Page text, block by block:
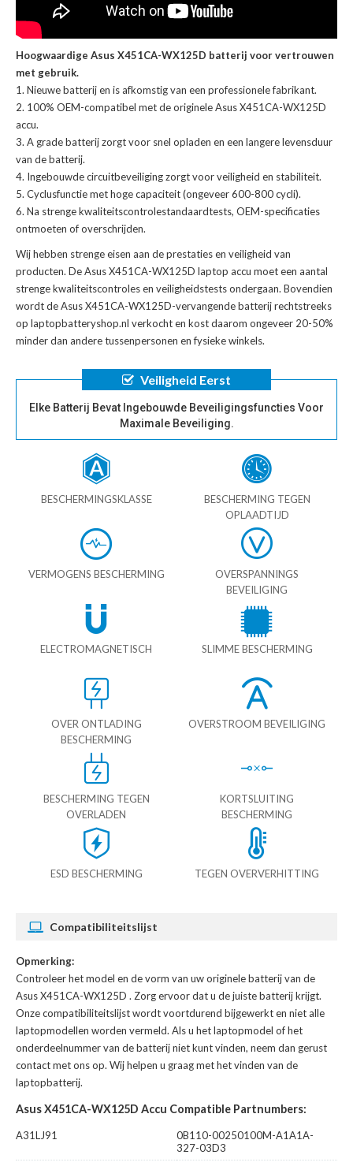
Hoogwaardige Asus X451CA-WX125D batterij voor vertrouwen
met gebruik.
Nieuwe batterij en is afkomstig van een professionele fabrikant.
100% OEM-compatibel met deoriginele Asus X451CA-WX125D
accu.
A grade batterij zorgt voor snel opladen en een langere levensduur
van de batterij.
Ingebouwde circuitbeveiliging zorgt voor veiligheid en stabiliteit.
Cyclusfunctie met hoge capaciteit (ongeveer 600-800 cycli).
Na strenge kwaliteitscontrolestandaardtests, OEM-specificaties
ontmoeten of overschrijden.
Wij hebben strenge eisen aan de prestaties en veiligheid van
producten. DeAsus X451CA-WX125D laptop accu moet een aantal
strenge kwaliteitscontroles en veiligheidstests ondergaan. Bovendien
wordt deAsus X451CA-WX125D-vervangende batterijrechtstreeks
op laptopbatteryshop.nl verkocht en kost daarom ongeveer 20-50%
minder dan andere tussenpersonen en fysieke winkels.
Veiligheid Eerst
Elke Batterij Bevat Ingebouwde Beveiligingsfuncties Voor
Maximale Beveiliging.
BESCHERMINGSKLASSE
BESCHERMING TEGEN
OPLAADTIJD
VERMOGENS BESCHERMING
OVERSPANNINGS
BEVEILIGING
ELECTROMAGNETISCH SLIMME BESCHERMING
OVER ONTLADING
BESCHERMING
OVERSTROOM BEVEILIGING
BESCHERMING TEGEN
OVERLADEN
KORTSLUITING
BESCHERMING
ESD BESCHERMING TEGEN OVERVERHITTING
Compatibiliteitslijst
Opmerking:
Controleer het model en de vorm van uw originele batterij van de
Asus X451CA-WX125D . Zorg ervoor dat u de juiste batterij krijgt.
Onze compatibiliteitslijst wordt voortdurend bijgewerkt en niet alle
laptopmodellen worden vermeld. Als u het laptopmodel of het
onderdeelnummer van de batterij niet kunt vinden, neem dan gerust
contact met ons op. Wij helpen u graag met het vinden van de
laptopbatterij.
Asus X451CA-WX125D Accu Compatible Partnumbers:
A31LJ91
0B110-00250100M-A1A1A-
327-03D3